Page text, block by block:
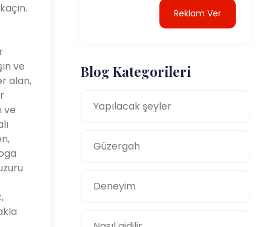
ve
alan,
ve
Reklam Ver
Blog Kategorileri
Yapılacak şeyler
Güzergah
Deneyim